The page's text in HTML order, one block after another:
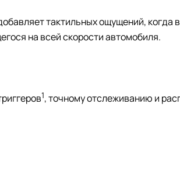
тактильных ощущений, когда
на всей скорости автомобиля.
1, точному отслеживанию и